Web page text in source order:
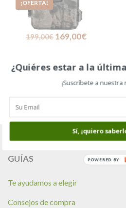
¡OFERTA!
BOLYGUARD SG2060X,
CÁMARA DE
FOTOTRAMPEO
199,00€ El
era:
199,00€.
169,00€El
es:
169,00€.
GUÍAS
Te ayudamos a elegir
Consejos de compra
¿Quiéres estar a la
¡Suscríbete a
Sí, ¡quiero